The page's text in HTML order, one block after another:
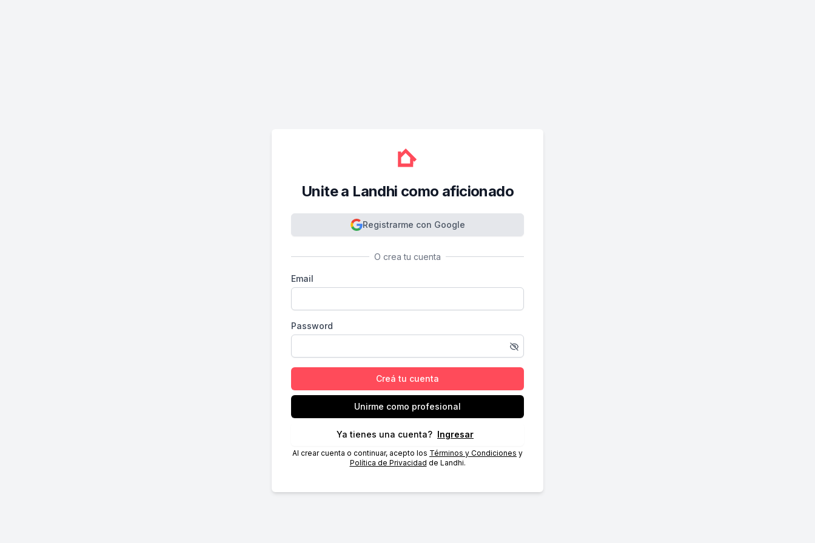
Unite a Landhi como aficionado
Registrarme con Google
O crea tu cuenta
Email
Password
Creá tu cuenta
Unirme como profesional
Ya tienes una cuenta? Ingresar
Al crear cuenta o continuar, acepto los Términos y Condiciones y
Política de Privacidad de Landhi.